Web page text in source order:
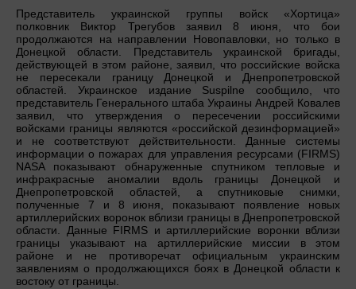
Представитель украинской группы войск «Хортица»
полковник Виктор Трегубов заявил 8 июня, что бои
продолжаются на направлении Новопавловки, но только в
Донецкой области. Представитель украинской бригады,
действующей в этом районе, заявил, что российские войска
не пересекали границу Донецкой и Днепропетровской
областей. Украинское издание Suspilne сообщило, что
представитель Генерального штаба Украины Андрей Ковалев
заявил, что утверждения о пересечении российскими
войсками границы являются «российской дезинформацией»
и не соответствуют действительности. Данные системы
информации о пожарах для управления ресурсами (FIRMS)
NASA показывают обнаруженные спутником тепловые и
инфракрасные аномалии вдоль границы Донецкой и
Днепропетровской областей, а спутниковые снимки,
полученные 7 и 8 июня, показывают появление новых
артиллерийских воронок вблизи границы в Днепропетровской
области. Данные FIRMS и артиллерийские воронки вблизи
границы указывают на артиллерийские миссии в этом
районе и не противоречат официальным украинским
заявлениям о продолжающихся боях в Донецкой области к
востоку от границы.